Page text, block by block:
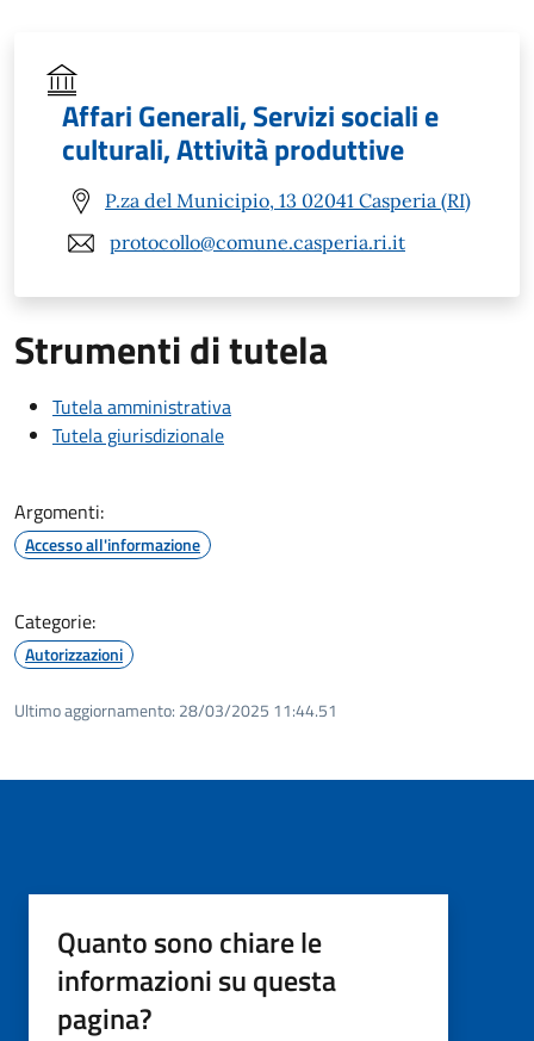
Affari Generali, Servizi sociali e
culturali, Attività produttive
P.za del Municipio, 13 02041 Casperia (RI)
protocollo@comune.casperia.ri.it
Strumenti di tutela
Tutela amministrativa
Tutela giurisdizionale
Argomenti:
Accesso all'informazione
Categorie:
Autorizzazioni
Ultimo aggiornamento: 28/03/2025 11:44.51
Quanto sono chiare le
informazioni su questa
pagina?